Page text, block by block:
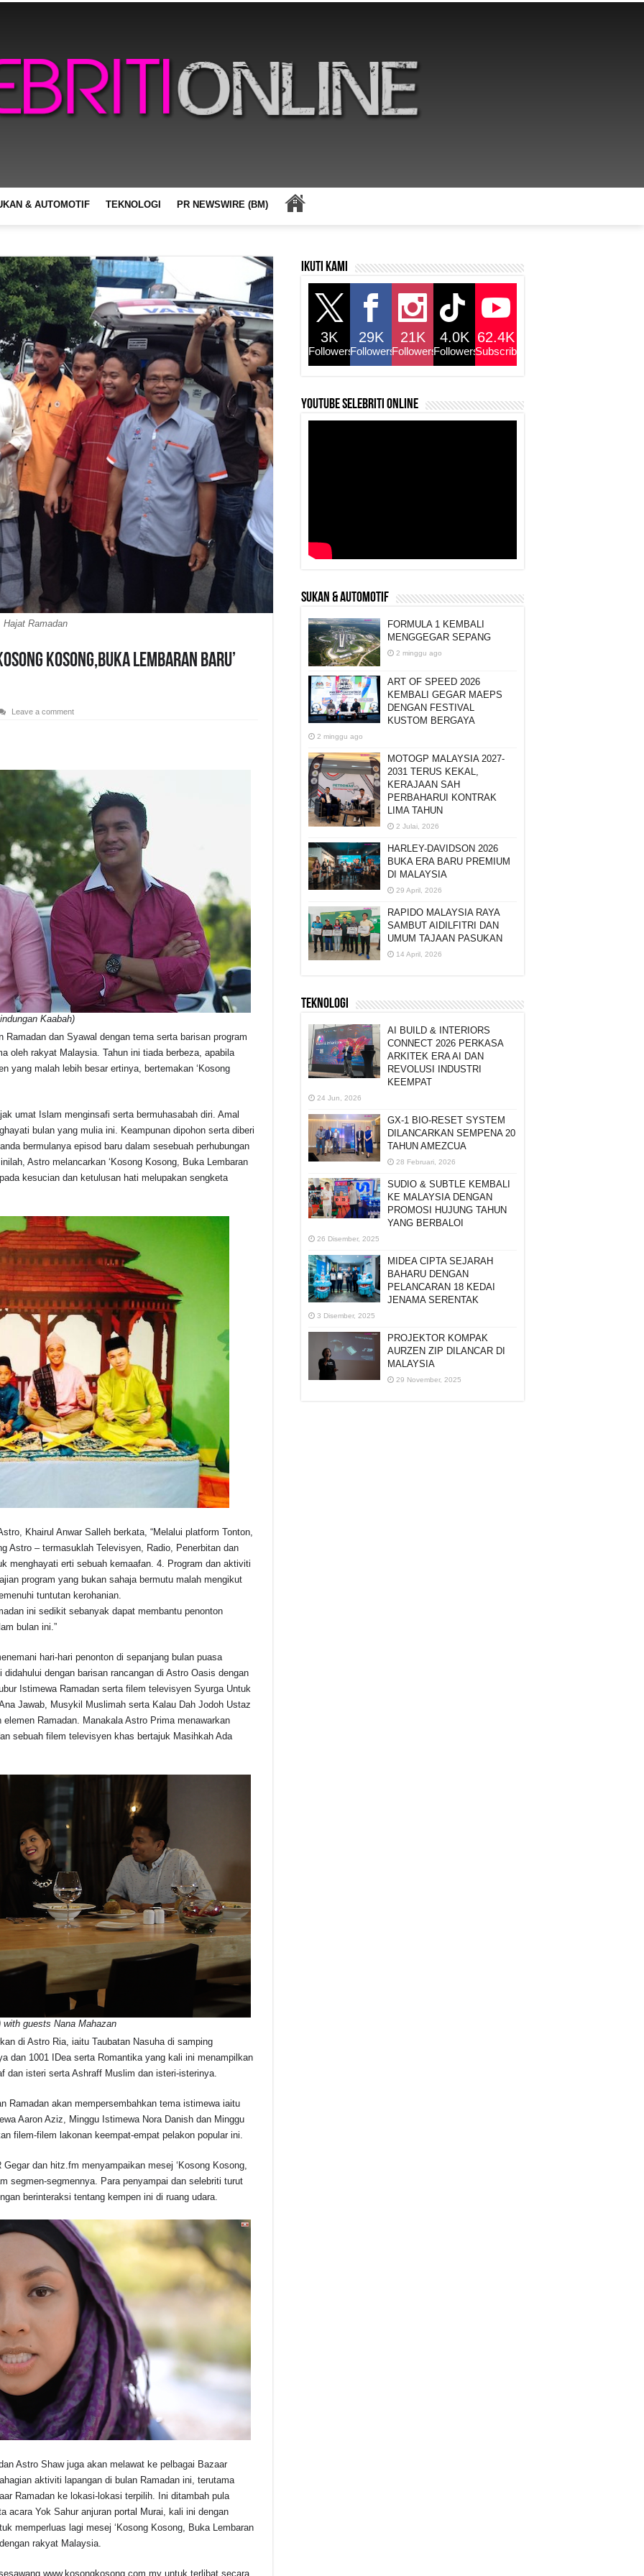
& AUTOMOTIF TEKNOLOGI PR NEWSWIRE (BM)
Hajat Ramadan
Kosong,Buka Lembaran Baru’
Leave a comment
Kaabah)
dan Syawal dengan tema serta barisan program
oleh rakyat Malaysia. Tahun ini tiada berbeza, apabila
yang malah lebih besar ertinya, bertemakan ‘Kosong
umat Islam menginsafi serta bermuhasabah diri. Amal
bulan yang mulia ini. Keampunan dipohon serta diberi
bermulanya episod baru dalam sesebuah perhubungan
Astro melancarkan ‘Kosong Kosong, Buka Lembaran
kesucian dan ketulusan hati melupakan sengketa
Khairul Anwar Salleh berkata, “Melalui platform Tonton,
Astro – termasuklah Televisyen, Radio, Penerbitan dan
menghayati erti sebuah kemaafan. 4. Program dan aktiviti
program yang bukan sahaja bermutu malah mengikut
tuntutan kerohanian.
ini sedikit sebanyak dapat membantu penonton
bulan ini.”
hari-hari penonton di sepanjang bulan puasa
dengan barisan rancangan di Astro Oasis dengan
Istimewa Ramadan serta filem televisyen Syurga Untuk
Jawab, Musykil Muslimah serta Kalau Dah Jodoh Ustaz
Ramadan. Manakala Astro Prima menawarkan
sebuah filem televisyen khas bertajuk Masihkah Ada
guests Nana Mahazan
di Astro Ria, iaitu Taubatan Nasuha di samping
dan 1001 IDea serta Romantika yang kali ini menampilkan
dan isteri serta Ashraff Muslim dan isteri-isterinya.
Ramadan akan mempersembahkan tema istimewa iaitu
Aaron Aziz, Minggu Istimewa Nora Danish dan Minggu
filem-filem lakonan keempat-empat pelakon popular ini.
dan hitz.fm menyampaikan mesej ‘Kosong Kosong,
segmen-segmennya. Para penyampai dan selebriti turut
berinteraksi tentang kempen ini di ruang udara.
Astro Shaw juga akan melawat ke pelbagai Bazaar
aktiviti lapangan di bulan Ramadan ini, terutama
Ramadan ke lokasi-lokasi terpilih. Ini ditambah pula
acara Yok Sahur anjuran portal Murai, kali ini dengan
memperluas lagi mesej ‘Kosong Kosong, Buka Lembaran
rakyat Malaysia.
www.kosongkosong.com.my untuk terlibat secara
Ikuti kami
3K
Followers
29K
Followers
21K
Followers
4.0K
Followers
62.4K
Subscribers
YouTube selebriti online
SUKAN & AUTOMOTIF
FORMULA 1 KEMBALI
MENGGEGAR SEPANG
2 minggu ago
ART OF SPEED 2026
KEMBALI GEGAR MAEPS
DENGAN FESTIVAL
KUSTOM BERGAYA
2 minggu ago
MOTOGP MALAYSIA 2027-
2031 TERUS KEKAL,
KERAJAAN SAH
PERBAHARUI KONTRAK
LIMA TAHUN
2 Julai, 2026
HARLEY-DAVIDSON 2026
BUKA ERA BARU PREMIUM
DI MALAYSIA
29 April, 2026
RAPIDO MALAYSIA RAYA
SAMBUT AIDILFITRI DAN
UMUM TAJAAN PASUKAN
14 April, 2026
TEKNOLOGI
AI BUILD & INTERIORS
CONNECT 2026 PERKASA
ARKITEK ERA AI DAN
REVOLUSI INDUSTRI
KEEMPAT
24 Jun, 2026
GX-1 BIO-RESET SYSTEM
DILANCARKAN SEMPENA 20
TAHUN AMEZCUA
28 Februari, 2026
SUDIO & SUBTLE KEMBALI
KE MALAYSIA DENGAN
PROMOSI HUJUNG TAHUN
YANG BERBALOI
26 Disember, 2025
MIDEA CIPTA SEJARAH
BAHARU DENGAN
PELANCARAN 18 KEDAI
JENAMA SERENTAK
3 Disember, 2025
PROJEKTOR KOMPAK
AURZEN ZIP DILANCAR DI
MALAYSIA
29 November, 2025